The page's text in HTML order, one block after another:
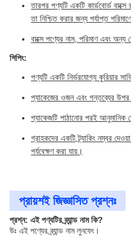
তারপর পণ্যটি একটি কার্ডবোর্ড
তা নিশ্চিত করার জন্য পর্যাপ্ত
বাক্সে পণ্যের নাম, পরিমাণ এবং
শিপিং:
পণ্যটি একটি নির্ভরযোগ্য কুরিয়ার
প্যাকেজের ওজন এবং গন্তব্যের উপর
প্যাকেজটি পাঠানোর পরই আনুমানিক
গ্রাহকদের একটি ট্র্যাকিং নম্বর
পর্যবেক্ষণ করা যায়।
প্রায়শই জিজ্ঞাসিত প্রশ্নঃ
প্রশ্ন: এই পণ্যটির ব্র্যান্ড নাম কি?
উঃ এই পণ্যের ব্র্যান্ড নাম লুনফেং।